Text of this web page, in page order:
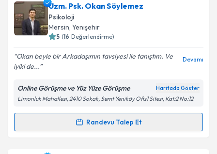
Psk. Tuğba Seyran Çalışkaniçin randevu takvimi
talebi oluşturun. Size bu uzmandan randevu almanız
için bir takvim hazırlandığında e-posta ile
bilgilendireceğiz.
E-posta Adresiniz
Kişisel verilerimin işlenmesine ilişkinAydınlatma
Metni'ni okudum ve kişisel verilerimin belirtilen
kapsamda işlenmesini kabul ediyorum.
Uzm. Psk. Okan Söylemez
Psikoloji
Mersin, Yenişehir
5 (16 Değerlendirme)
Okan beyle bir Arkadaşımın tavsiyesi ile tanıştım. Ve
iyiki de...
Devamı
Online Görüşme ve Yüz Yüze Görüşme Haritada Göster
Limonluk Mahallesi, 2410 Sokak, Semt Yeniköy Ofis1 Sitesi, Kat:2 No:12
Randevu Talep Et
Randevu Takvimi Talebi